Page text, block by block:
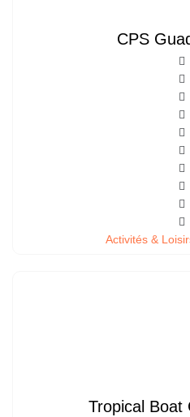
CPS
Activités &
Tropical Boat